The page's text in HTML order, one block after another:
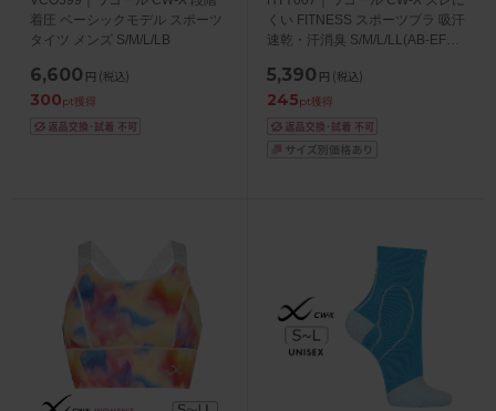
着圧 ベーシックモデル スポーツ
タイツ メンズ S/M/L/LB
6,600 円 (税込)
300pt獲得
くい FITNESS スポーツブラ 吸汗
速乾・汗消臭 S/M/L/LL(AB-EFカ
5,390 円 (税込)
245pt獲得